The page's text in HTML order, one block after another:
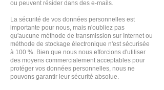
ou peuvent résider dans des e-mails.
La sécurité de vos données personnelles est
importante pour nous, mais n'oubliez pas
qu'aucune méthode de transmission sur Internet ou
méthode de stockage électronique n'est sécurisée
à 100 %. Bien que nous nous efforcions d'utiliser
des moyens commercialement acceptables pour
protéger vos données personnelles, nous ne
pouvons garantir leur sécurité absolue.